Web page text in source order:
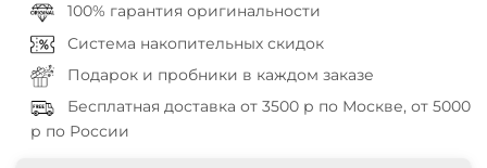
100% гарантия оригинальности
Система накопительных скидок
Подарок и пробники в каждом заказе
Бесплатная доставка от 3500 р по Москве, от 5000
р по России